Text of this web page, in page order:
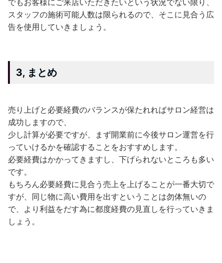
スタッフの施術可能人数は限られるので、そこに見合う広
告を使用していきましょう。
3, まとめ
売り上げと必要経費のバランスが保たれればサロン経営は
成功しますので、
少し計算が必要ですが、まず開業前に今後サロン運営を行
っていけるかを確認することをおすすめします。
必要経費はかかってきますし、下げられないところも多い
です。
もちろん必要経費に見合う売上を上げることが一番大切で
すが、同じ物に高い費用を出すということは勿体無いの
で、より利益をだす為に都度経費の見直しを行っていきま
しょう。